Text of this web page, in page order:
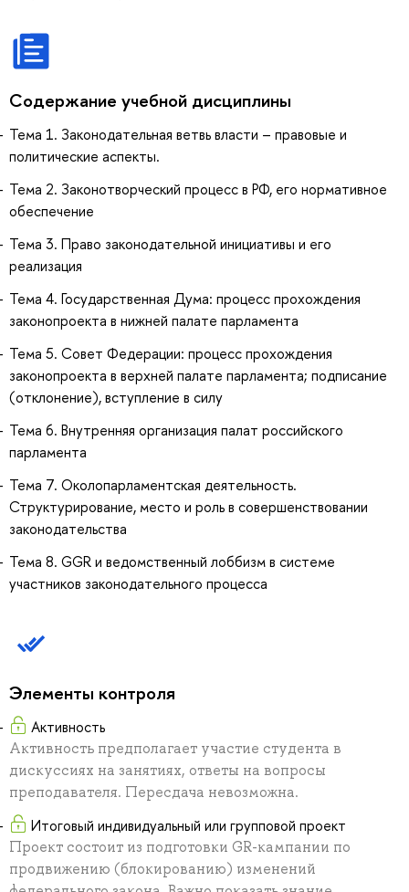
Содержание учебной дисциплины
Тема 1. Законодательная ветвь власти – правовые и
политические аспекты.
Тема 2. Законотворческий процесс в РФ, его нормативное
обеспечение
Тема 3. Право законодательной инициативы и его
реализация
Тема 4. Государственная Дума: процесс прохождения
законопроекта в нижней палате парламента
Тема 5. Совет Федерации: процесс прохождения
законопроекта в верхней палате парламента; подписание
(отклонение), вступление в силу
Тема 6. Внутренняя организация палат российского
парламента
Тема 7. Околопарламентская деятельность.
Структурирование, место и роль в совершенствовании
законодательства
Тема 8. GGR и ведомственный лоббизм в системе
участников законодательного процесса
Элементы контроля
Активность
Активность предполагает участие студента в
дискуссиях на занятиях, ответы на вопросы
преподавателя. Пересдача невозможна.
Итоговый индивидуальный или групповой проект
Проект состоит из подготовки GR-кампании по
продвижению (блокированию) изменений